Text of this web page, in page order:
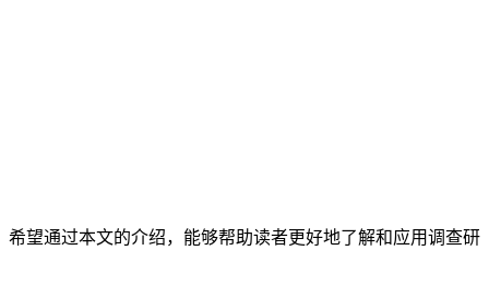
望通过本文的介绍，能够帮助读者更好地了解和应用调查研